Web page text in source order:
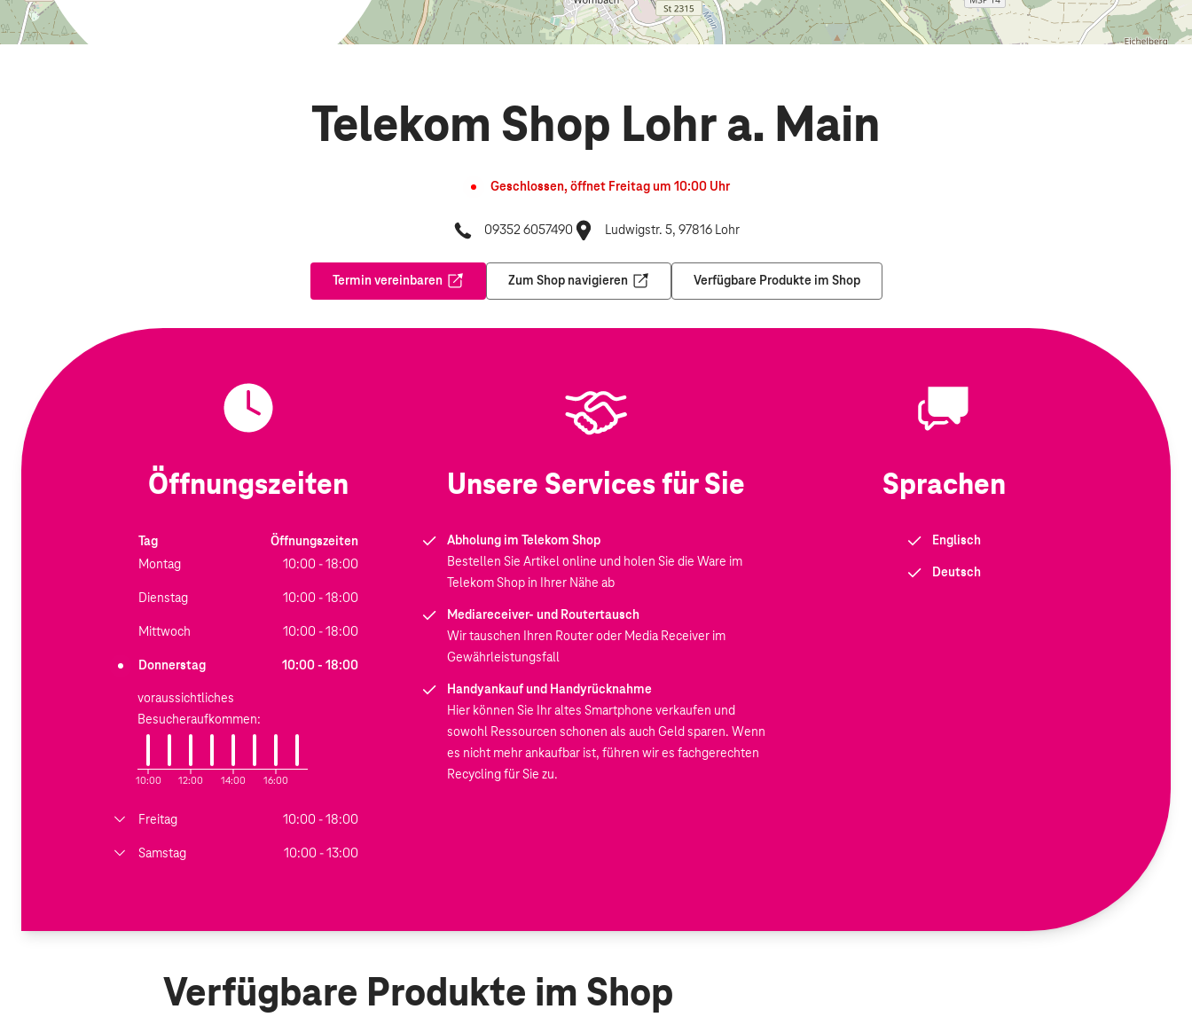
Telekom Shop Lohr a. Main
Geschlossen, öffnet Freitag um 10:00 Uhr
09352 6057490 Ludwigstr. 5, 97816 Lohr
Termin vereinbaren
Öffnet in einem neuen Tab
Zum Shop navigieren
Öffnet in einem neuen Tab
Verfügbare Produkte im Shop
Öffnungszeiten
Tag
Öffnungszeiten
Montag
10:00 - 18:00
Dienstag 10:00 - 18:00
Mittwoch 10:00 - 18:00
Donnerstag 10:00 - 18:00
voraussichtliches
Besucheraufkommen:
10:00 12:00 14:00 16:00
Freitag 10:00 - 18:00
Samstag 10:00 - 13:00
Unsere Services für Sie
Abholung im Telekom Shop
Bestellen Sie Artikel online und holen Sie die Ware im
Telekom Shop in Ihrer Nähe ab
Mediareceiver- und Routertausch
Wir tauschen Ihren Router oder Media Receiver im
Gewährleistungsfall
Handyankauf und Handyrücknahme
Hier können Sie Ihr altes Smartphone verkaufen und
sowohl Ressourcen schonen als auch Geld sparen. Wenn
es nicht mehr ankaufbar ist, führen wir es fachgerechten
Recycling für Sie zu.
Sprachen
Englisch
Deutsch
Verfügbare Produkte im Shop